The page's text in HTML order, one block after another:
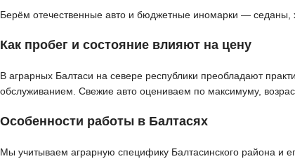
Берём отечественные авто и бюджетные иномарки — седаны,
Как пробег и состояние влияют на цену
В аграрных Балтаси на севере республики преобладают
обслуживанием. Свежие авто оцениваем по максимуму,
Особенности работы в Балтасях
Мы учитываем аграрную специфику Балтасинского района и